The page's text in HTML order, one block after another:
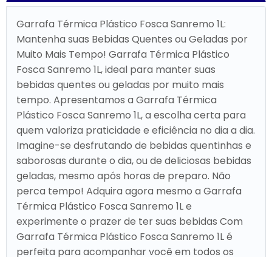
Garrafa Térmica Plástico Fosca Sanremo 1L:
Mantenha suas Bebidas Quentes ou Geladas por
Muito Mais Tempo! Garrafa Térmica Plástico
Fosca Sanremo 1L, ideal para manter suas
bebidas quentes ou geladas por muito mais
tempo. Apresentamos a Garrafa Térmica
Plástico Fosca Sanremo 1L, a escolha certa para
quem valoriza praticidade e eficiência no dia a dia.
Imagine-se desfrutando de bebidas quentinhas e
saborosas durante o dia, ou de deliciosas bebidas
geladas, mesmo após horas de preparo. Não
perca tempo! Adquira agora mesmo a Garrafa
Térmica Plástico Fosca Sanremo 1L e
experimente o prazer de ter suas bebidas Com
Garrafa Térmica Plástico Fosca Sanremo 1L é
perfeita para acompanhar você em todos os